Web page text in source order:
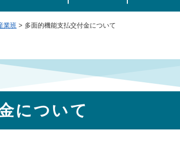
ム
検
業班 > 多面的機能支払交付金について
について